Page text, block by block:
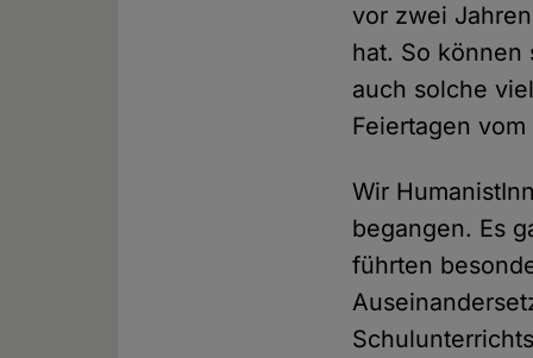
vor zwei
hat. So können
auch solche
Feiertagen
Wir
begangen. Es
führten